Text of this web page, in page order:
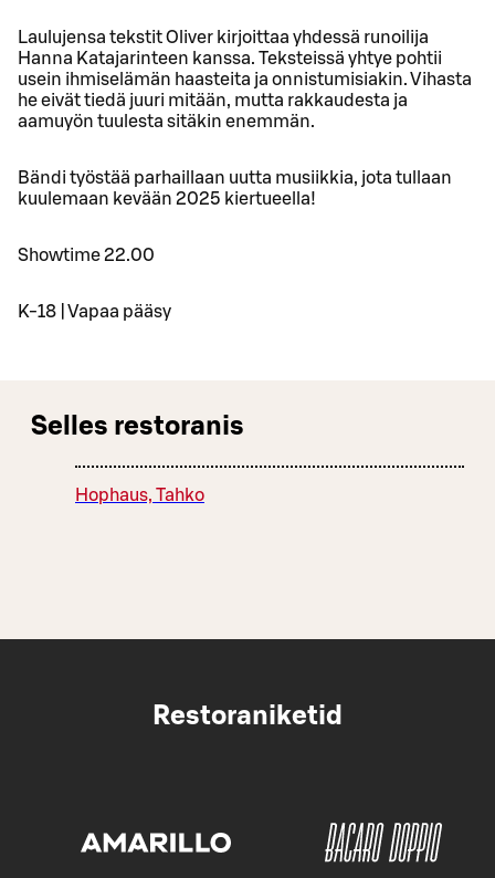
Laulujensa tekstit Oliver kirjoittaa yhdessä runoilija
Hanna Katajarinteen kanssa. Teksteissä yhtye pohtii
usein ihmiselämän haasteita ja onnistumisiakin. Vihasta
he eivät tiedä juuri mitään, mutta rakkaudesta ja
aamuyön tuulesta sitäkin enemmän.
Bändi työstää parhaillaan uutta musiikkia, jota tullaan
kuulemaan kevään 2025 kiertueella!
Showtime 22.00
K-18 | Vapaa pääsy
Selles restoranis
Hophaus, Tahko
Restoraniketid